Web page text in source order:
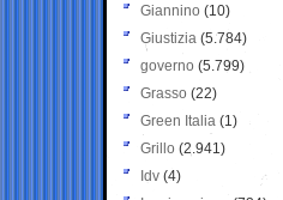
Giannino (10)
Giustizia (5.784)
governo (5.799)
Grasso (22)
Green Italia (1)
Grillo (2.941)
Idv (4)